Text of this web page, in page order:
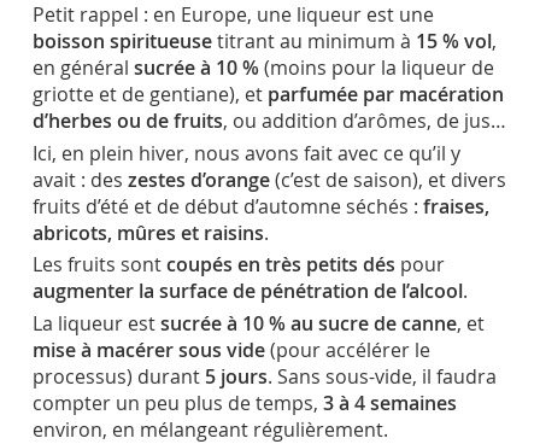
Petit rappel : en Europe, une liqueur est une
boisson spiritueusetitrant au minimum à 15 % vol,
en général sucrée à 10 % (moins pour la liqueur de
griotte et de gentiane), et parfumée par macération
d’herbes ou de fruits, ou addition d’arômes, de jus…
Ici, en plein hiver, nous avons fait avec ce qu’il y
avait : des zestes d’orange(c’est de saison), et divers
fruits d’été et de début d’automne séchés : fraises,
abricots, mûres et raisins.
Les fruits sontcoupés en très petits dés pour
augmenter la surface de pénétration de l’alcool.
La liqueur estsucrée à 10 % au sucre de canne, et
mise à macérer sous vide(pour accélérer le
processus) durant 5 jours. Sans sous-vide, il faudra
compter un peu plus de temps, 3 à 4 semaines
environ, en mélangeant régulièrement.